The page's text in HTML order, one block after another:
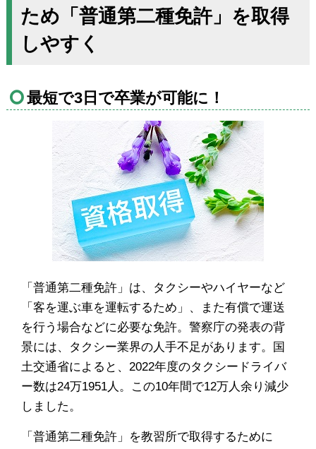
ため「普通第二種免許」を取得
しやすく
最短で3日で卒業が可能に！
「普通第二種免許」は、タクシーやハイヤーなど
「客を運ぶ車を運転するため」、また有償で運送
を行う場合などに必要な免許。警察庁の発表の背
景には、タクシー業界の人手不足があります。国
土交通省によると、2022年度のタクシードライバ
ー数は24万1951人。この10年間で12万人余り減少
しました。
「普通第二種免許」を教習所で取得するために